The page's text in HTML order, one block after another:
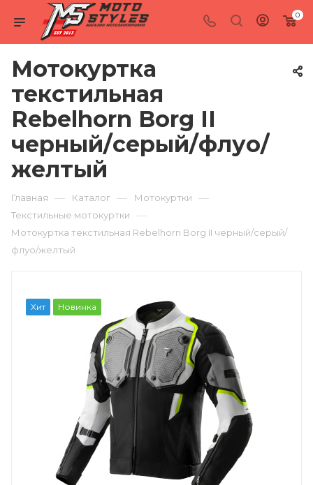
0
Мотокуртка
текстильная
Rebelhorn Borg II
черный/серый/флуо/
желтый
Главная — Каталог — Мотокуртки —
Текстильные мотокуртки —
Мотокуртка текстильная Rebelhorn Borg II черный/серый/
флуо/желтый
Хит Новинка